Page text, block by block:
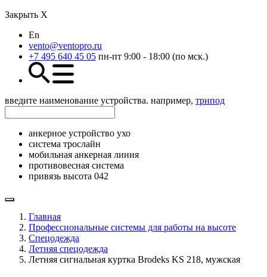
Закрыть Х
En
vento@ventopro.ru
+7 495 640 45 05 пн-пт 9:00 - 18:00 (по мск.)
введите наименование устройства. например, трипод
анкерное устройство ухо
система трослайн
мобильная анкерная линия
противовесная система
привязь высота 042
Главная
Профессиональные системы для работы на высоте
Спецодежда
Летняя спецодежда
Летняя сигнальная куртка Brodeks KS 218, мужская